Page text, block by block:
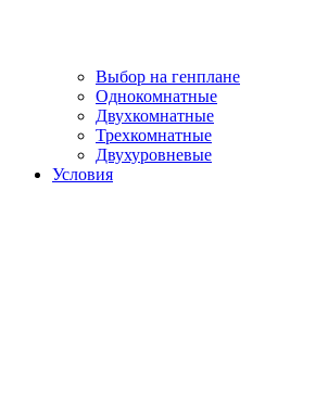
Выбор на генплане
Однокомнатные
Двухкомнатные
Трехкомнатные
Двухуровневые
Условия